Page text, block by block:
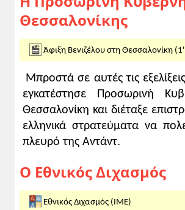
Θεσσαλονίκης
Άφιξη Βενιζέλου στη Θεσσαλονίκη
Μπροστά σε αυτές τις
εγκατέστησε Προσωρινή
Θεσσαλονίκη και διέταξε
ελληνικά στρατεύματα να
πλευρό της Αντάντ.
Ο Εθνικός Διχασμός
Εθνικός Διχασμός (ΙΜΕ)